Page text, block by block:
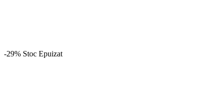
-29% Stoc Epuizat